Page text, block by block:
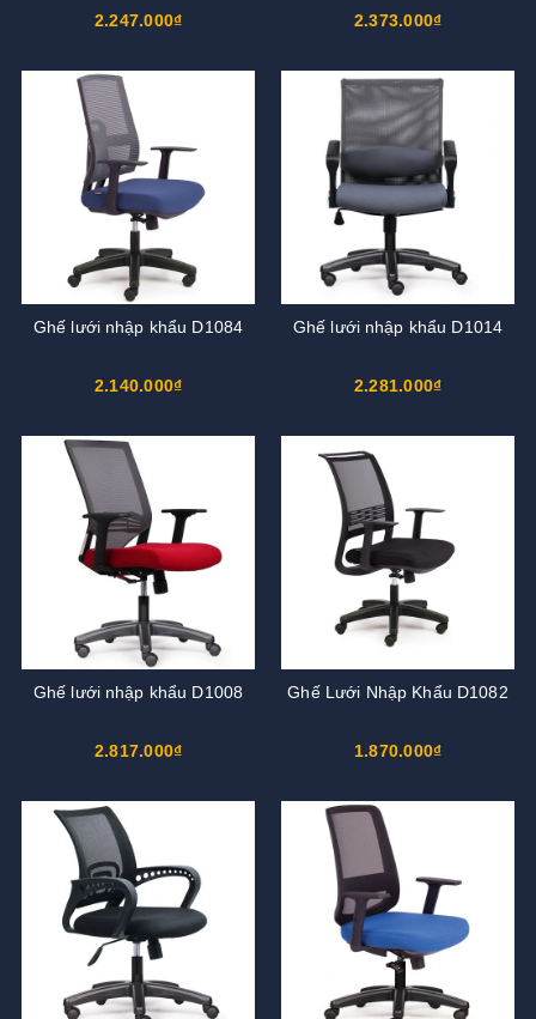
2.247.000₫ 2.373.000₫
Ghế lưới nhập khẩu D1084
2.140.000₫
Ghế lưới nhập khẩu D1014
2.281.000₫
Ghế lưới nhập khẩu D1008
2.817.000₫
Ghế Lưới Nhập Khẩu D1082
1.870.000₫